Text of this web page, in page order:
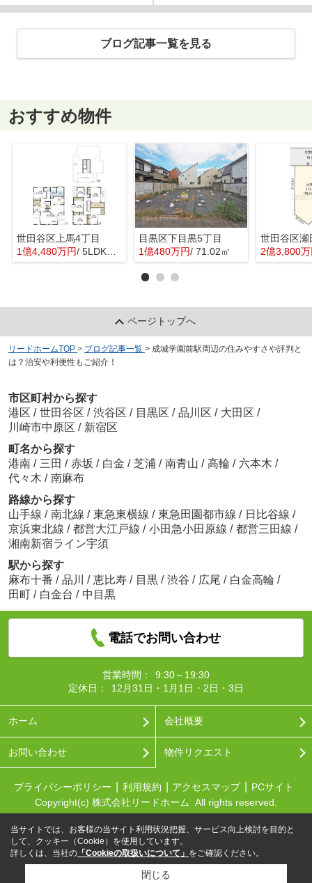
ブログ記事一覧を見る
おすすめ物件
世田谷区上馬4丁目
1億4,480万円/ 5LDK＋1S(納戸)
目黒区下目黒5丁目
1億480万円/ 71.02㎡
世田谷区瀬
2億3,800
ページトップへ
リードホームTOP > ブログ記事一覧 > 成城学園前駅周辺の住みやすさや評判と
は？治安や利便性もご紹介！
市区町村から探す
港区 / 世田谷区 / 渋谷区 / 目黒区 / 品川区 / 大田区 /
川崎市中原区 / 新宿区
町名から探す
港南 / 三田 / 赤坂 / 白金 / 芝浦 / 南青山 / 高輪 / 六本木 /
代々木 / 南麻布
路線から探す
山手線 / 南北線 / 東急東横線 / 東急田園都市線 / 日比谷線 /
京浜東北線 / 都営大江戸線 / 小田急小田原線 / 都営三田線 /
湘南新宿ライン宇須
駅から探す
麻布十番 / 品川 / 恵比寿 / 目黒 / 渋谷 / 広尾 / 白金高輪 /
田町 / 白金台 / 中目黒
電話でお問い合わせ
営業時間：
9:30～19:30
定休日：
12月31日・1月1日・2日・3日
ホーム 会社概要
お問い合わせ 物件リクエスト
プライバシーポリシー 利用規約 アクセスマップ
PCサイト
Copyright(c) 株式会社リードホーム All rights reserved.
当サイトでは、お客様の当サイト利用状況把握、サービス向上検討を目的と
して、クッキー（Cookie）を使用しています。
詳しくは、当社の 「Cookieの取扱いについて」 をご確認ください。
閉じる